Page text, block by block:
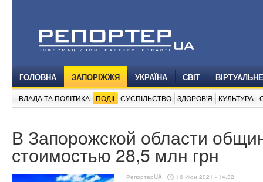
ГОЛОВНА ЗАПОРІЖЖЯ УКРАЇНА СВІТ
ВЛАДА ТА ПОЛІТИКА ПОДІЇ СУСПІЛЬСТВО ЗДОРОВ'Я КУЛЬТУРА
В Запорожской области
стоимостью 28,5 млн грн
РепортерUA 16 Июн 2021 - 14:32